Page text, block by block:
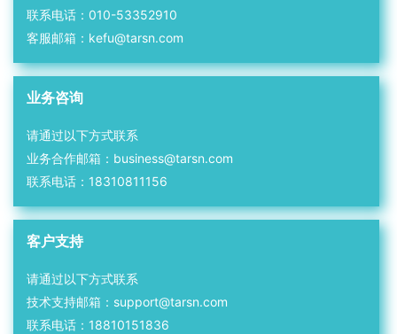
联系电话：010-53352910
客服邮箱：kefu@tarsn.com
业务咨询
请通过以下方式联系
业务合作邮箱：business@tarsn.com
联系电话：18310811156
客户支持
请通过以下方式联系
技术支持邮箱：support@tarsn.com
联系电话：18810151836